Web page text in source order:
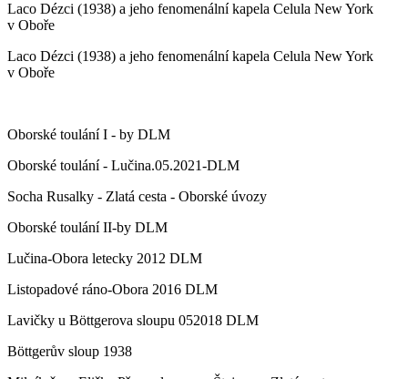
Laco Dézci (1938) a jeho fenomenální kapela Celula New York
v Oboře
Laco Dézci (1938) a jeho fenomenální kapela Celula New York
v Oboře
Oborské toulání I - by DLM
Oborské toulání - Lučina.05.2021-DLM
Socha Rusalky - Zlatá cesta - Oborské úvozy
Oborské toulání II-by DLM
Lučina-Obora letecky 2012 DLM
Listopadové ráno-Obora 2016 DLM
Lavičky u Böttgerova sloupu 052018 DLM
Böttgerův sloup 1938